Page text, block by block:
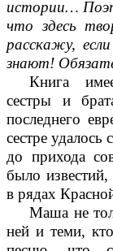
истории…
что здесь
расскажу,
знают!
Книга
сестры и
последнего
сестре
до прихода
было
в рядах
Маша не
ней и теми,